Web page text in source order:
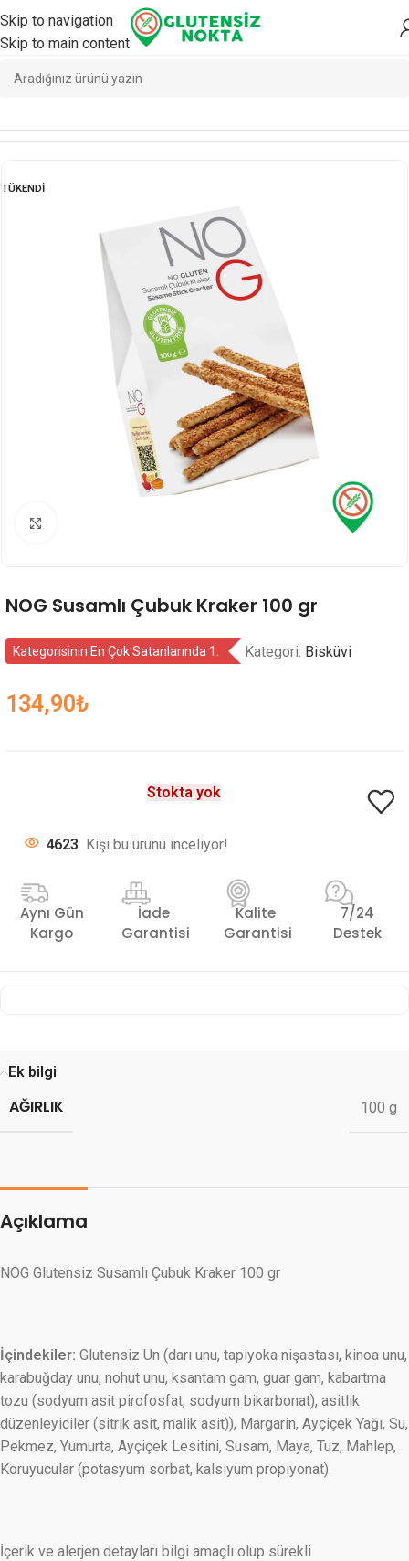
Skip to navigation
Skip to main content
Ana Sayfa Atıştırmalık
TÜKENDI
NOG Susamlı Çubuk Kraker 100 gr
Kategorisinin En Çok Satanlarında 1. Kategori: Bisküvi
134,90₺
Stokta yok
4623 Kişi bu ürünü inceliyor!
Aynı Gün
Kargo
İade
Garantisi
Kalite
Garantisi
7/24
Destek
Ek bilgi
AĞIRLIK 100 g
Açıklama
NOG Glutensiz Susamlı Çubuk Kraker 100 gr
İçindekiler: Glutensiz Un (darı unu, tapiyoka nişastası, kinoa unu,
karabuğday unu, nohut unu, ksantam gam, guar gam, kabartma
tozu (sodyum asit pirofosfat, sodyum bikarbonat), asitlik
düzenleyiciler (sitrik asit, malik asit)), Margarin, Ayçiçek Yağı, Su,
Pekmez, Yumurta, Ayçiçek Lesitini, Susam, Maya, Tuz, Mahlep,
Koruyucular (potasyum sorbat, kalsiyum propiyonat).
İçerik ve alerjen detayları bilgi amaçlı olup sürekli